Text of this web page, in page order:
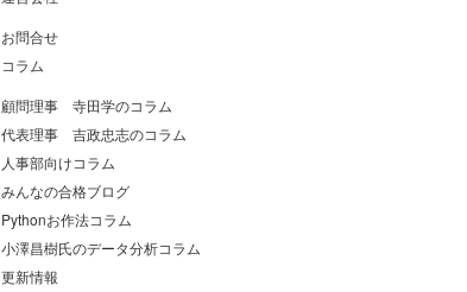
お問合せ
コラム
顧問理事 寺田学のコラム
代表理事 吉政忠志のコラム
人事部向けコラム
みんなの合格ブログ
Pythonお作法コラム
小澤昌樹氏のデータ分析コラム
更新情報